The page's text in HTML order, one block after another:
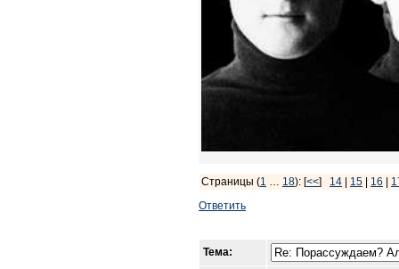
Страницы (1 … 18): [<<] 14 15 16
Ответить
Тема: